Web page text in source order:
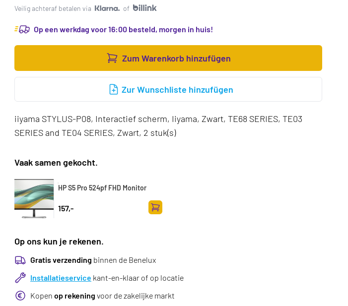
Veilig achteraf betalen via of
Op een werkdag voor 16:00 besteld, morgen in huis!
Zum Warenkorb hinzufügen
Zur Wunschliste hinzufügen
iiyama STYLUS-P08, Interactief scherm, Iiyama, Zwart, TE68 SERIES, TE03
SERIES and TE04 SERIES, Zwart, 2 stuk(s)
Vaak samen gekocht.
HP S5 Pro 524pf FHD Monitor
157,-
Zum Warenkorb hinzufügen
Op ons kun je rekenen.
Gratis verzending binnen de Benelux
Installatieservice kant-en-klaar of op locatie
Kopen op rekening voor de zakelijke markt